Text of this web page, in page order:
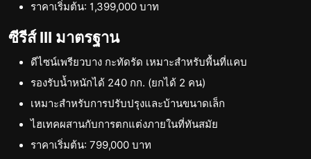
ราคาเริ่มต้น: 1,399,000 บาท
ซีรีส์ III มาตรฐาน
ดีไซน์เพรียวบาง กะทัดรัด เหมาะสำหรับพื้นที่แคบ
รองรับน้ำหนักได้ 240 กก. (ยกได้ 2 คน)
เหมาะสำหรับการปรับปรุงและบ้านขนาดเล็ก
ไฮเทคผสานกับการตกแต่งภายในที่ทันสมัย
ราคาเริ่มต้น: 799,000 บาท